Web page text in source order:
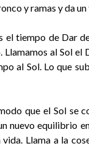
y ramas y da
tiempo de Dar
al Sol el
al Sol. Lo que
que el Sol se
nuevo equilibrio
Llama a la